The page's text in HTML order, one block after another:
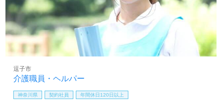
介護職員・ヘルパー
逗子市
神奈川県 契約社員 年間休日120日以上